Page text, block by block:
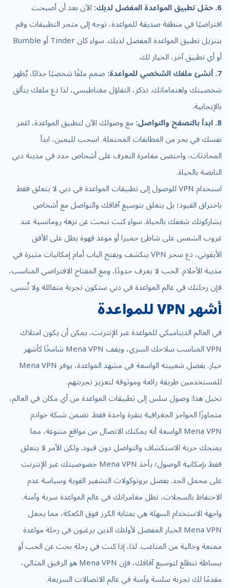
6. حمّل تطبيق المواعدة المفضل لديك:
الآن بعد أن أصبحت
افتراضيًا في منطقة صديقة للمواعدة، توجه إلى متجر التطبيقات وقم
بتنزيل تطبيق المواعدة المفضل لديك. سواء كان Tinder أو Bumble
أو أي تطبيق آخر، الخيار لك.
7. أنشئ ملفك الشخصي للمواعدة:
صمم ملفًا شخصيًا جذابًا، يُظهر
شخصيتك واهتماماتك. تذكر، التفاؤل مغناطيسي، لذا دع ملفك يتألق
بالإيجابية.
8. ابدأ بالتصفح والتواصل:
مع وصولك الآن لتطبيق المواعدة، اغمر
نفسك في بحر من المطابقات المحتملة. اسحب لليمين، ابدأ
المحادثات، واحتضن مغامرة التعرف على أشخاص جدد في مدينة دبي
النابضة بالحياة.
استخدام VPN للوصول إلى تطبيقات المواعدة في دبي لا يتعلق فقط
باختراق القيود؛ بل يتعلق بتوسيع آفاقك والتواصل مع أشخاص
يشاركونك شغفك بالحياة. سواء كنت تبحث عن نزهة رومانسية عند
غروب الشمس على شاطئ جميرا أو موعد قهوة يطل على الأفق
الأيقوني، دع سحر VPN ينكشف ويفتح الباب أمام إمكانيات مثيرة في
مدينة الأحلام. الحب لا يعرف حدودًا، ومع المفتاح الافتراضي المناسب،
فإن رحلتك في عالم المواعدة في دبي ستكون تجربة متفائلة ولا تُنسى.
أشهر VPN للمواعدة
في العالم الديناميكي للمواعدة عبر الإنترنت، يمكن أن يكون امتلاك
VPN المناسب سلاحك السري، ويقف Mena VPN شامخًا كأشهر
خيار. بفضل شعبيته الواسعة في مشهد المواعدة، يوفر Mena VPN
للمستخدمين طريقة رائعة وموثوقة لتعزيز تجربتهم.
تخيل هذا: وصول سلس إلى تطبيقات المواعدة من أي مكان في العالم،
متجاوزًا الحواجز الجغرافية بنقرة واحدة فقط. تضمن شبكة خوادم
Mena VPN الواسعة أنه يمكنك الاتصال من مواقع متنوعة، مما
يمنحك حرية الاستكشاف والتواصل دون قيود. ولكن الأمر لا يتعلق
فقط بإمكانية الوصول؛ يأخذ Mena VPN خصوصيتك عبر الإنترنت
على محمل الجد. بفضل بروتوكولات التشفير القوية وسياسة عدم
الاحتفاظ بالسجلات، تظل مغامراتك في عالم المواعدة سرية وآمنة.
واجهة الاستخدام السهلة هي بمثابة الكرز فوق الكعكة، مما يجعل
Mena VPN الخيار المفضل لأولئك الذين يرغبون في رحلة مواعدة
ممتعة وخالية من المتاعب. لذا، إذا كنت في رحلة بحث عن الحب أو
ببساطة تتطلع لتوسيع آفاقك، فإن Mena VPN هو الرفيق المثالي،
مقدمًا لك تجربة سلسة وآمنة في عالم الاتصالات السريعة.